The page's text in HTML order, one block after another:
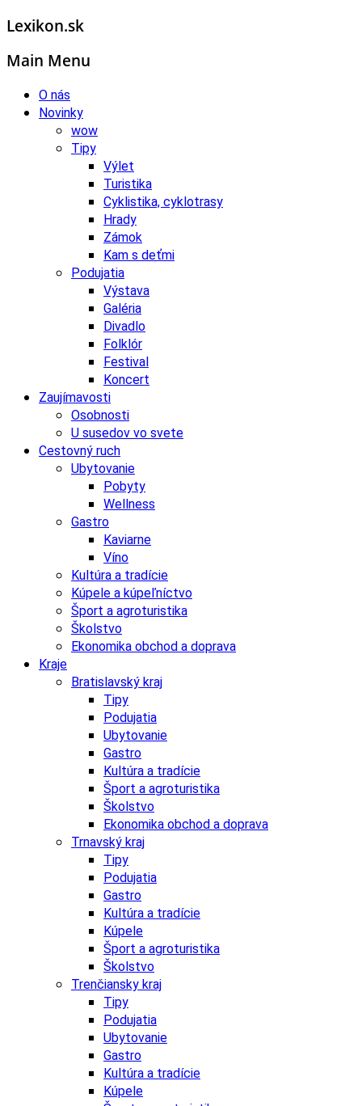
Lexikon.sk
Main Menu
O nás
Novinky
wow
Tipy
Výlet
Turistika
Cyklistika, cyklotrasy
Hrady
Zámok
Kam s deťmi
Podujatia
Výstava
Galéria
Divadlo
Folklór
Festival
Koncert
Zaujímavosti
Osobnosti
U susedov vo svete
Cestovný ruch
Ubytovanie
Pobyty
Wellness
Gastro
Kaviarne
Víno
Kultúra a tradície
Kúpele a kúpeľníctvo
Šport a agroturistika
Školstvo
Ekonomika obchod a doprava
Kraje
Bratislavský kraj
Tipy
Podujatia
Ubytovanie
Gastro
Kultúra a tradície
Šport a agroturistika
Školstvo
Ekonomika obchod a doprava
Trnavský kraj
Tipy
Podujatia
Gastro
Kultúra a tradície
Kúpele
Šport a agroturistika
Školstvo
Trenčiansky kraj
Tipy
Podujatia
Ubytovanie
Gastro
Kultúra a tradície
Kúpele